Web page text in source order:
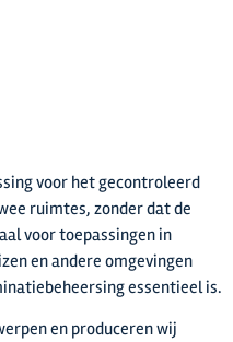
voor het gecontroleerd
ruimtes, zonder dat de
voor toepassingen in
en andere omgevingen
essentieel is.
en produceren wij